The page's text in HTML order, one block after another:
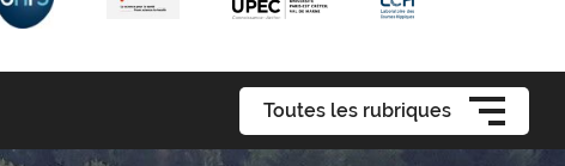
Toutes les rubriques